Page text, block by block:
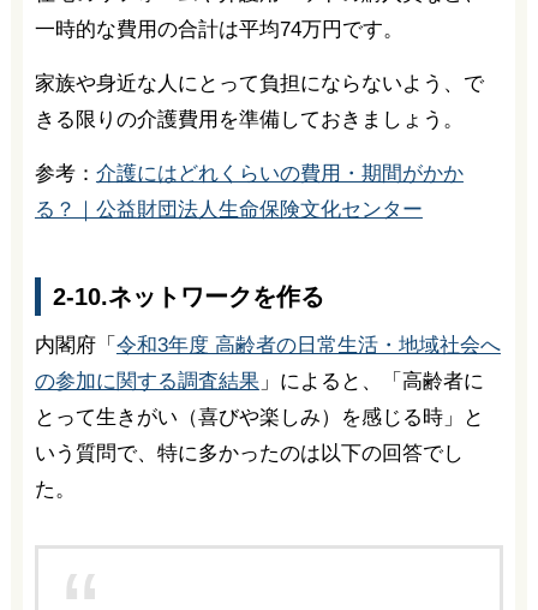
一時的な費用の合計は平均74万円です。
家族や身近な人にとって負担にならないよう、で
きる限りの介護費用を準備しておきましょう。
参考： 介護にはどれくらいの費用・期間がかか
る？｜公益財団法人生命保険文化センター
2-10.ネットワークを作る
内閣府「 令和3年度 高齢者の日常生活・地域社会へ
の参加に関する調査結果 」によると、「高齢者に
とって生きがい（喜びや楽しみ）を感じる時」と
いう質問で、特に多かったのは以下の回答でし
た。